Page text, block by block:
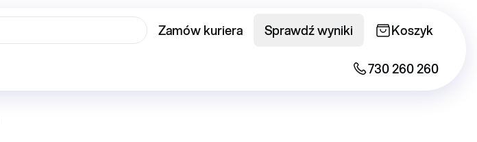
Zamów kuriera Sprawdź wyniki Koszyk
730 260 260